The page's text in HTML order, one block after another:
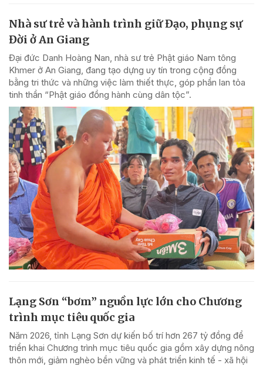
Nhà sư trẻ và hành trình giữ Đạo, phụng sự
Đời ở An Giang
Đại đức Danh Hoàng Nan, nhà sư trẻ Phật giáo Nam tông
Khmer ở An Giang, đang tạo dựng uy tín trong cộng đồng
bằng tri thức và những việc làm thiết thực, góp phần lan tỏa
tinh thần “Phật giáo đồng hành cùng dân tộc”.
Lạng Sơn “bơm” nguồn lực lớn cho Chương
trình mục tiêu quốc gia
Năm 2026, tỉnh Lạng Sơn dự kiến bố trí hơn 267 tỷ đồng để
triển khai Chương trình mục tiêu quốc gia gồm xây dựng nông
thôn mới, giảm nghèo bền vững và phát triển kinh tế - xã hội